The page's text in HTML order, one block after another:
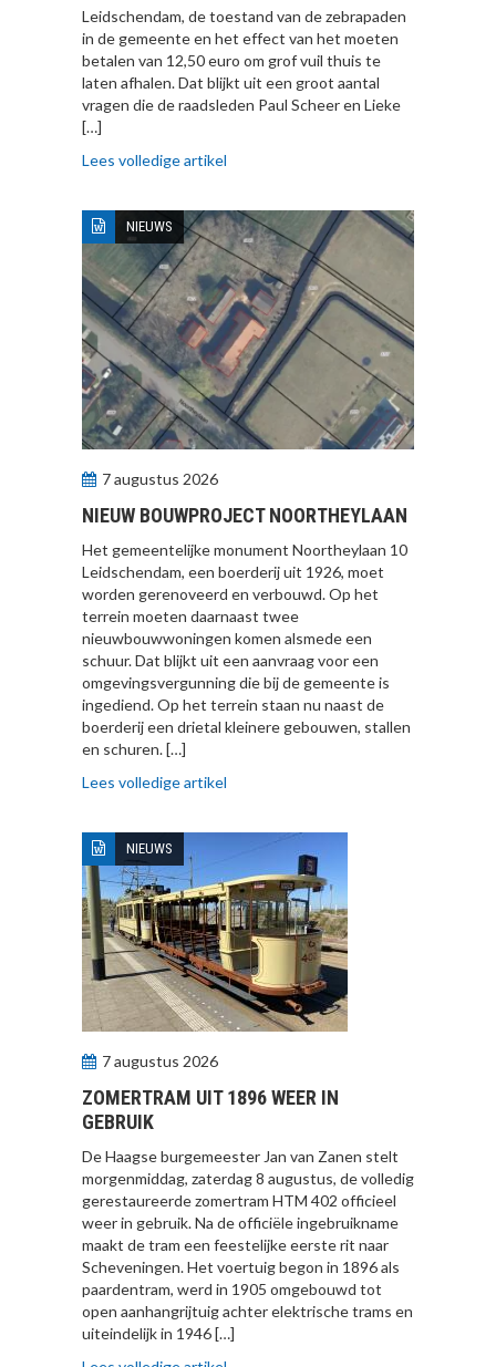
Leidschendam, de toestand van de zebrapaden
in de gemeente en het effect van het moeten
betalen van 12,50 euro om grof vuil thuis te
laten afhalen. Dat blijkt uit een groot aantal
vragen die de raadsleden Paul Scheer en Lieke
[…]
Lees volledige artikel
NIEUWS
7 augustus 2026
NIEUW BOUWPROJECT NOORTHEYLAAN
Het gemeentelijke monument Noortheylaan 10
Leidschendam, een boerderij uit 1926, moet
worden gerenoveerd en verbouwd. Op het
terrein moeten daarnaast twee
nieuwbouwwoningen komen alsmede een
schuur. Dat blijkt uit een aanvraag voor een
omgevingsvergunning die bij de gemeente is
ingediend. Op het terrein staan nu naast de
boerderij een drietal kleinere gebouwen, stallen
en schuren. […]
Lees volledige artikel
NIEUWS
7 augustus 2026
ZOMERTRAM UIT 1896 WEER IN
GEBRUIK
De Haagse burgemeester Jan van Zanen stelt
morgenmiddag, zaterdag 8 augustus, de volledig
gerestaureerde zomertram HTM 402 officieel
weer in gebruik. Na de officiële ingebruikname
maakt de tram een feestelijke eerste rit naar
Scheveningen. Het voertuig begon in 1896 als
paardentram, werd in 1905 omgebouwd tot
open aanhangrijtuig achter elektrische trams en
uiteindelijk in 1946 […]